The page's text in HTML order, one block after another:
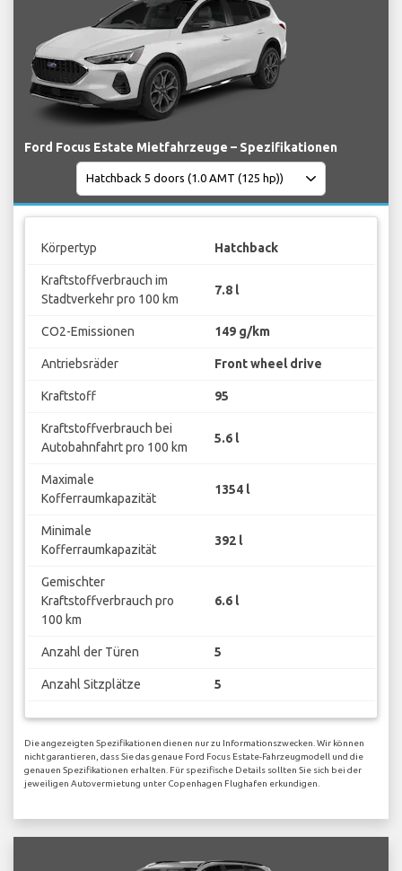
Ford Focus Estate Mietfahrzeuge – Spezifikationen
Körpertyp Hatchback
Kraftstoffverbrauch im
Stadtverkehr pro 100 km
7.8 l
CO2-Emissionen 149 g/km
Antriebsräder Front wheel drive
Kraftstoff 95
Kraftstoffverbrauch bei
Autobahnfahrt pro 100 km
5.6 l
Maximale
Kofferraumkapazität
1354 l
Minimale
Kofferraumkapazität
392 l
Gemischter
Kraftstoffverbrauch pro
100 km
6.6 l
Anzahl der Türen 5
Anzahl Sitzplätze 5
Die angezeigten Spezifikationen dienen nur zu Informationszwecken. Wir können
nicht garantieren, dass Sie das genaue Ford Focus Estate-Fahrzeugmodell und die
genauen Spezifikationen erhalten. Für spezifische Details sollten Sie sich bei der
jeweiligen Autovermietung unter Copenhagen Flughafen erkundigen.